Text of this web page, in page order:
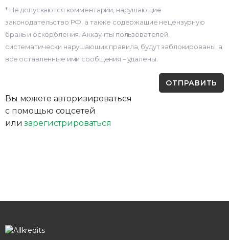
* Не допускаются комментарии, нарушающие
законодательство РФ, а также содержащие нецензурную
брань и оскорбления. Аккаунты пользователей,
систематически нарушающих правила, будут заблокированы, а
все оставленные ими сообщения – удалены.
Вы можете авторизироваться
с помощью соцсетей
илизарегистрироваться